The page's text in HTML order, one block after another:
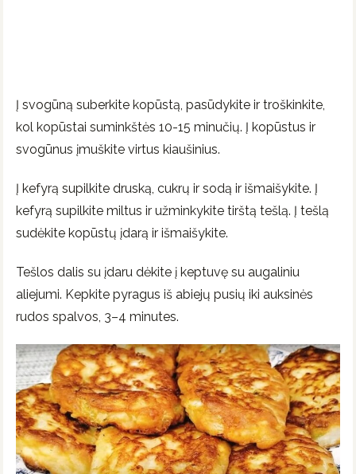
Į svogūną suberkite kopūstą, pasūdykite ir troškinkite,
kol kopūstai suminkštės 10-15 minučių. Į kopūstus ir
svogūnus įmuškite virtus kiaušinius.
Į kefyrą supilkite druską, cukrų ir sodą ir išmaišykite. Į
kefyrą supilkite miltus ir užminkykite tirštą tešlą. Į tešlą
sudėkite kopūstų įdarą ir išmaišykite.
Tešlos dalis su įdaru dėkite į keptuvę su augaliniu
aliejumi. Kepkite pyragus iš abiejų pusių iki auksinės
rudos spalvos, 3–4 minutes.